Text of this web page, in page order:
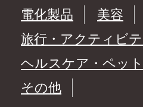
電化製品
美容
旅行・アクティビテ
ヘルスケア・ペット
その他